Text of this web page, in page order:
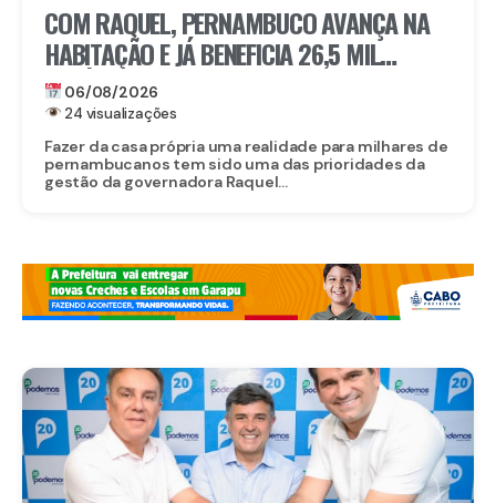
COM RAQUEL, PERNAMBUCO AVANÇA NA
HABITAÇÃO E JÁ BENEFICIA 26,5 MIL
FAMÍLIAS COM O MORAR BEM – ENTRADA
GARANTIDA
06/08/2026
24 visualizações
Fazer da casa própria uma realidade para milhares de
pernambucanos tem sido uma das prioridades da
gestão da governadora Raquel...